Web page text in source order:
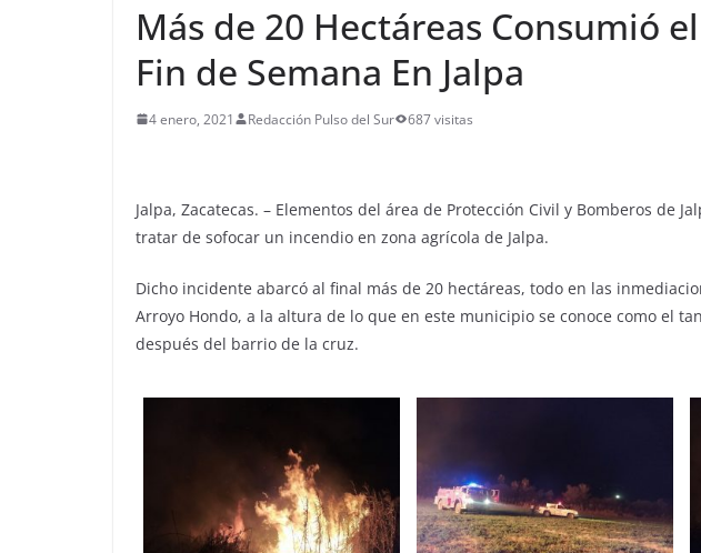
Más de 20 Hectáreas Consumió
Fin de Semana En Jalpa
4 enero, 2021 Redacción Pulso del Sur 687 visitas
Jalpa, Zacatecas. – Elementos del área de Protección Civil y Bomberos de
tratar de sofocar un incendio en zona agrícola de Jalpa.
Dicho incidente abarcó al final más de 20 hectáreas, todo en las
Arroyo Hondo, a la altura de lo que en este municipio se conoce como el
después del barrio de la cruz.